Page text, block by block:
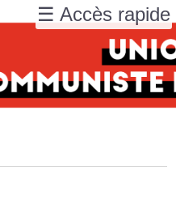
☰ Accès rapide